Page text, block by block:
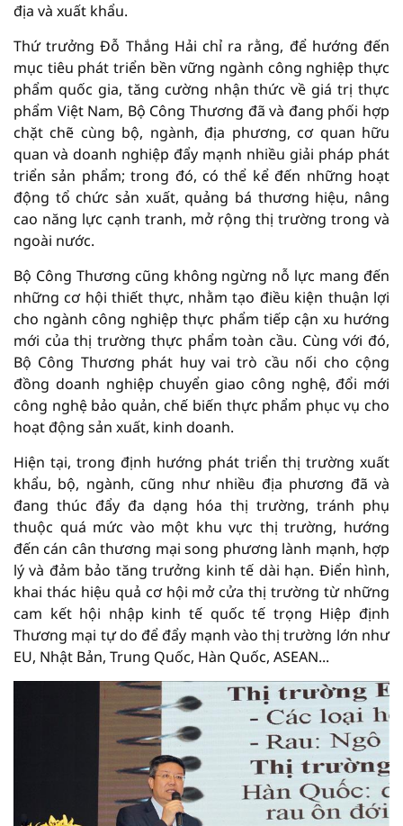
địa và xuất khẩu.
Thứ trưởng Đỗ Thắng Hải chỉ ra rằng, để hướng đến
mục tiêu phát triển bền vững ngành công nghiệp thực
phẩm quốc gia, tăng cường nhận thức về giá trị thực
phẩm Việt Nam, Bộ Công Thương đã và đang phối hợp
chặt chẽ cùng bộ, ngành, địa phương, cơ quan hữu
quan và doanh nghiệp đẩy mạnh nhiều giải pháp phát
triển sản phẩm; trong đó, có thể kể đến những hoạt
động tổ chức sản xuất, quảng bá thương hiệu, nâng
cao năng lực cạnh tranh, mở rộng thị trường trong và
ngoài nước.
Bộ Công Thương cũng không ngừng nỗ lực mang đến
những cơ hội thiết thực, nhằm tạo điều kiện thuận lợi
cho ngành công nghiệp thực phẩm tiếp cận xu hướng
mới của thị trường thực phẩm toàn cầu. Cùng với đó,
Bộ Công Thương phát huy vai trò cầu nối cho cộng
đồng doanh nghiệp chuyển giao công nghệ, đổi mới
công nghệ bảo quản, chế biến thực phẩm phục vụ cho
hoạt động sản xuất, kinh doanh.
Hiện tại, trong định hướng phát triển thị trường xuất
khẩu, bộ, ngành, cũng như nhiều địa phương đã và
đang thúc đẩy đa dạng hóa thị trường, tránh phụ
thuộc quá mức vào một khu vực thị trường, hướng
đến cán cân thương mại song phương lành mạnh, hợp
lý và đảm bảo tăng trưởng kinh tế dài hạn. Điển hình,
khai thác hiệu quả cơ hội mở cửa thị trường từ những
cam kết hội nhập kinh tế quốc tế trọng Hiệp định
Thương mại tự do để đẩy mạnh vào thị trường lớn như
EU, Nhật Bản, Trung Quốc, Hàn Quốc, ASEAN...